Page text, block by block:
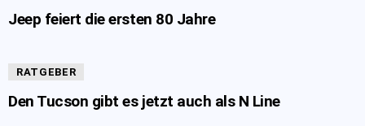
Jeep feiert die ersten 80 Jahre
RATGEBER
Den Tucson gibt es jetzt auch als N Line